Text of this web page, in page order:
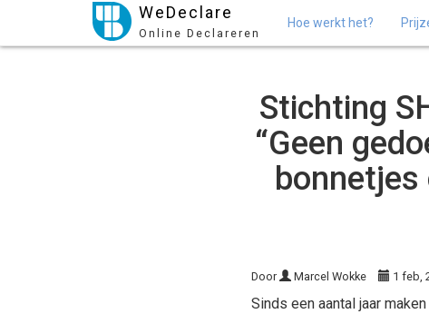
WeDeclare
Online Declareren
Hoe werkt het?
Stichting
“Geen
bonnetjes
Door Marcel Wokke 1 feb,
Sinds een aantal jaar